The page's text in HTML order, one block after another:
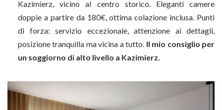
Kazimierz, vicino al centro storico. Eleganti camere
doppie a partire da 180€, ottima colazione inclusa. Punti
di forza: servizio eccezionale, attenzione ai dettagli,
posizione tranquilla ma vicina a tutto. Il mio consiglio per
un soggiorno di alto livello a Kazimierz.